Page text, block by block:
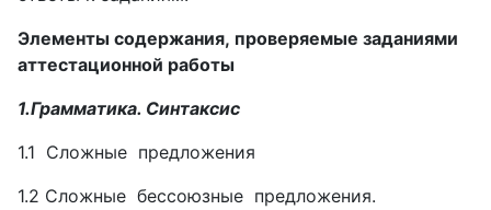
Элементы содержания, проверяемые заданиями
аттестационной работы
1.Грамматика. Синтаксис
1.1 Сложные предложения
1.2 Сложные бессоюзные предложения.